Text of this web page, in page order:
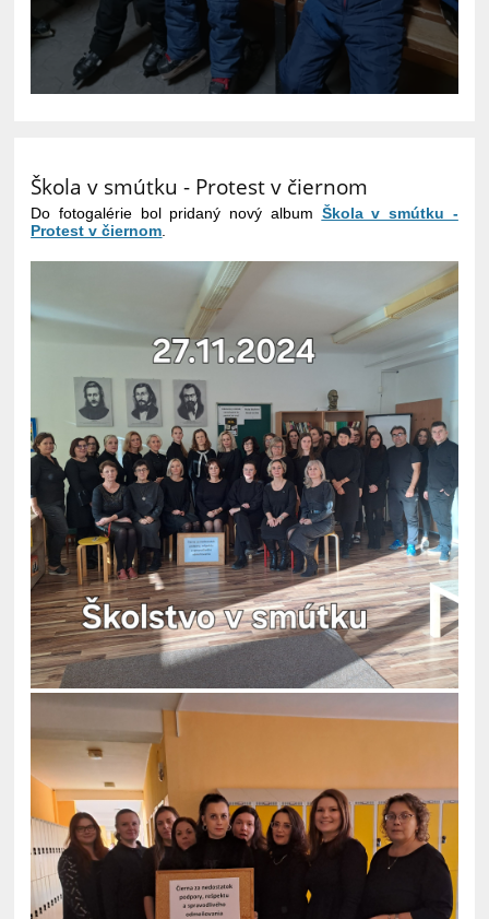
Škola v smútku - Protest v čiernom
Do fotogalérie bol pridaný nový album Škola v smútku -
Protest v čiernom